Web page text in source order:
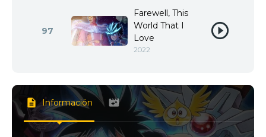
97
Farewell, This
World That I
Love
2022
Información